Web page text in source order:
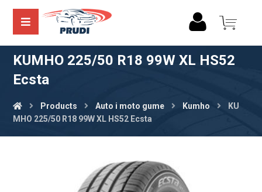
KUMHO 225/50 R18 99W XL HS52
Ecsta
Products Auto i moto gume Kumho
KU
MHO 225/50 R18 99W XL HS52 Ecsta